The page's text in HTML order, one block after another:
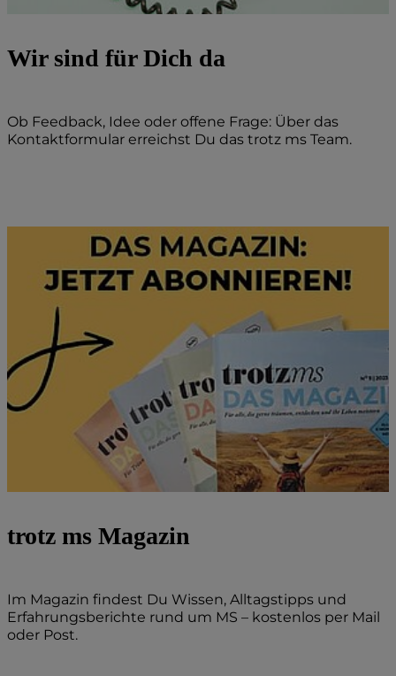
Wir sind für Dich da
Ob Feedback, Idee oder offene Frage: Über das
Kontaktformular erreichst Du das trotz ms Team.
trotz ms Magazin
Im Magazin findest Du Wissen, Alltagstipps und
Erfahrungsberichte rund um MS – kostenlos per Mail
oder Post.